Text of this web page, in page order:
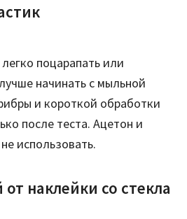
поцарапать или
начинать с мыльной
и короткой обработки
после теста. Ацетон и
использовать.
от наклейки со стекла